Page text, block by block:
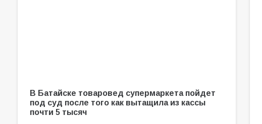
В Батайске товаровед супермаркета пойдет
под суд после того как вытащила из кассы
почти 5 тысяч